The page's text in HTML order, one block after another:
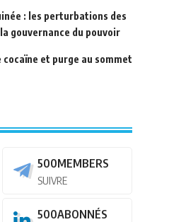
: les perturbations des
gouvernance du pouvoir
et purge au sommet
500MEMBERS
SUIVRE
500ABONNÉS